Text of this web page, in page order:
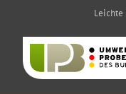
Leichte